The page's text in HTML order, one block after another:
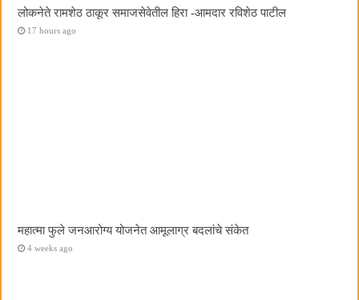
लोकनेते रामशेठ ठाकूर समाजसेवेतील हिरा -आमदार रविशेठ पाटील
17 hours ago
महात्मा फुले जनआरोग्य योजनेत आमूलाग्र बदलांचे संकेत
4 weeks ago